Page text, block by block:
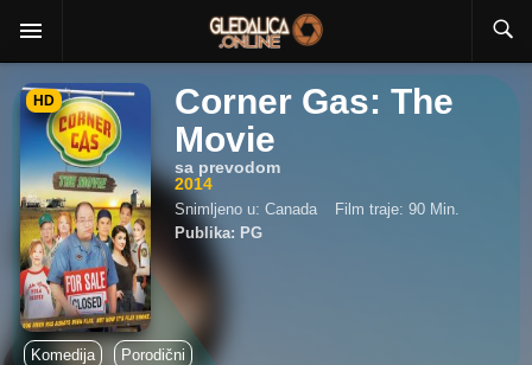
HD
Corner Gas: The
Movie
sa prevodom
2014
Snimljeno u: Canada
Film traje: 90 Min.
Publika: PG
Komedija Porodični